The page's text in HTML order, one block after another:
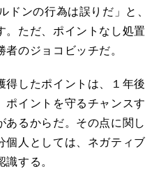
ンの行為は誤りだ」と、
。ただ、ポイントなし処置
のジョコビッチだ。
したポイントは、１年後
ポイントを守るチャンスす
あるからだ。その点に関し
個人としては、ネガティブ
する。